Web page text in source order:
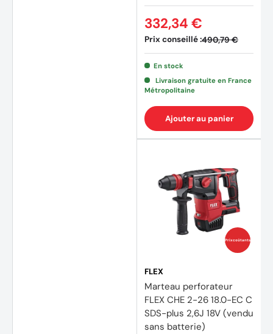
Prix conseillé :490,79 €
332,34 €
En stock
Livraison gratuite en France
Métropolitaine
Ajouter au panier
Prix coûtants
FLEX
Marteau perforateur
FLEX CHE 2-26 18.0-EC C
SDS-plus 2,6J 18V (vendu
sans batterie)